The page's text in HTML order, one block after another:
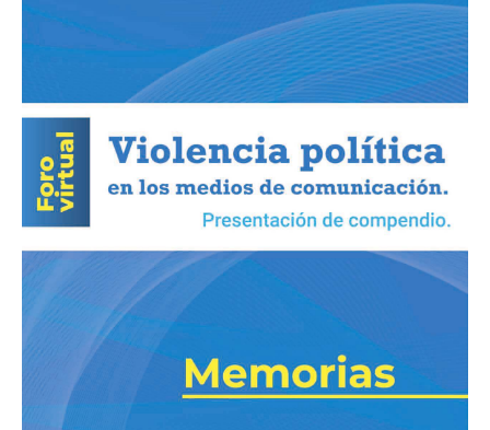
virtual:
«Violencia
los
medios
comunicación»
Presentación
de
compendio